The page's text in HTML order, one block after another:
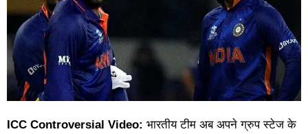
ICC Controversial Video: भारतीय टीम अब अपने ग्रुप स्टेज के